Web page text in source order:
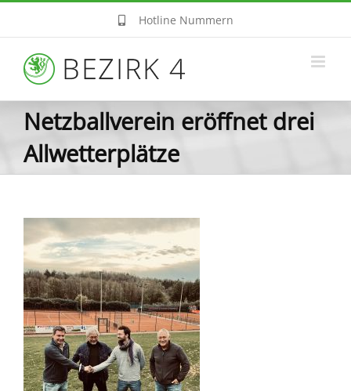
Inhalt
springen
Hotline Nummern
Netzballverein eröffnet drei
Allwetterplätze